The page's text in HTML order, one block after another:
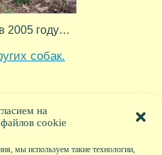
на
cookie
мы используем такие технологии,
2005 году…
собак.